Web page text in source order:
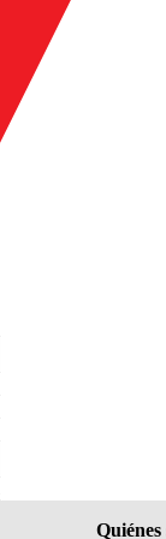
Quiénes